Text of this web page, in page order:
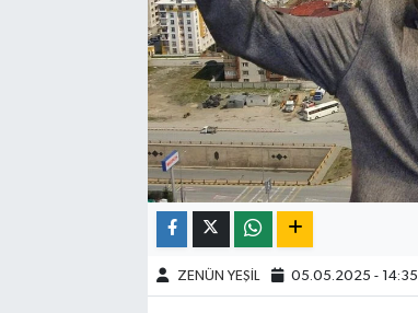
ZENÜN YEŞİL 05.05.2025 - 14:35